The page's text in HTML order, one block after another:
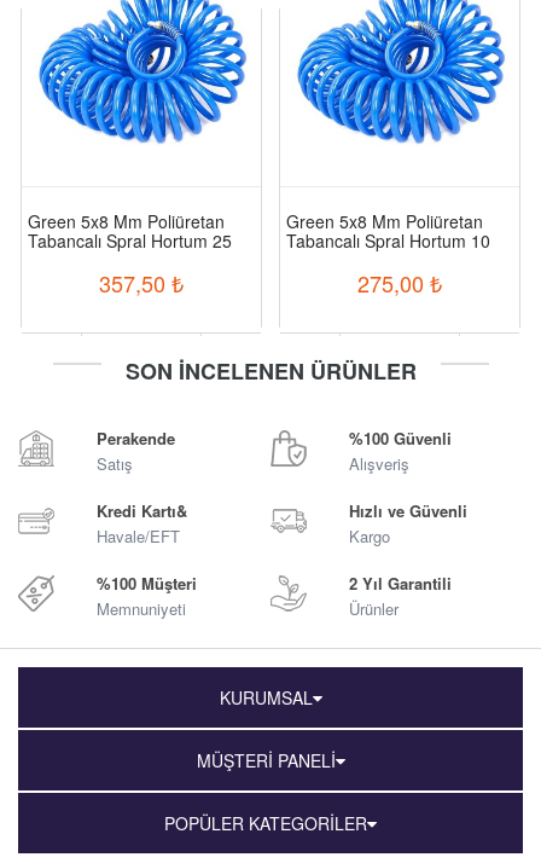
Green 5x8 Mm Poliüretan
Tabancalı Spral Hortum 25
357,50 ₺
Green 5x8 Mm Poliüretan
Tabancalı Spral Hortum 10
275,00 ₺
SON İNCELENEN ÜRÜNLER
Perakende
Satış
%100 Güvenli
Alışveriş
Kredi Kartı&
Havale/EFT
Hızlı ve Güvenli
Kargo
%100 Müşteri
Memnuniyeti
2 Yıl Garantili
Ürünler
KURUMSAL
MÜŞTERİ PANELİ
POPÜLER KATEGORİLER